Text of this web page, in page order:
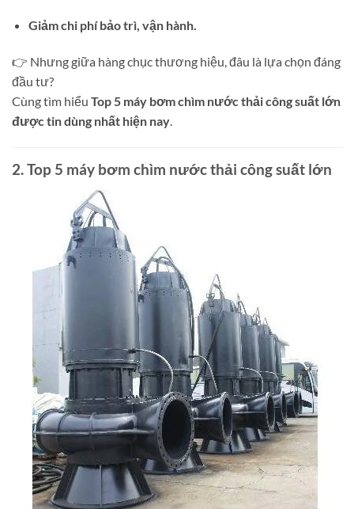
Giảm chi phí bảo trì, vận hành.
👉 Nhưng giữa hàng chục thương hiệu, đâu là lựa chọn đáng
đầu tư?
Cùng tìm hiểu Top 5 máy bơm chìm nước thải công suất lớn
được tin dùng nhất hiện nay.
2. Top 5 máy bơm chìm nước thải công suất lớn